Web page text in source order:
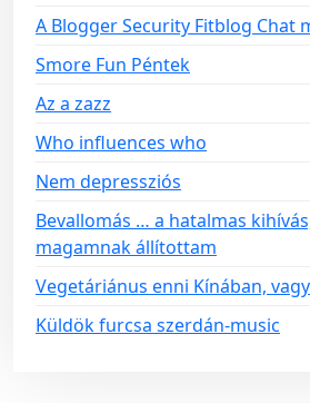
A Blogger Security Fitblog Chat
Smore Fun Péntek
Az a zazz
Who influences who
Nem depressziós
Bevallomás … a hatalmas
magamnak állítottam
Vegetáriánus enni Kínában,
Küldök furcsa szerdán-music